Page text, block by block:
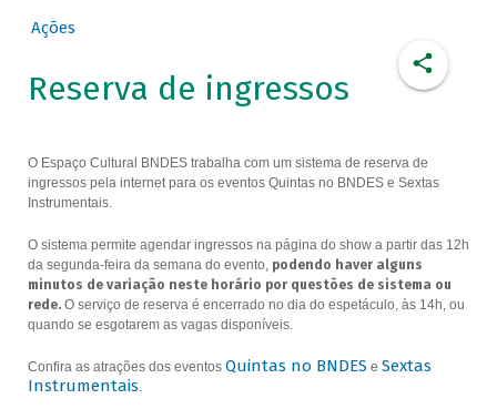
Ações
Reserva de ingressos
O Espaço Cultural BNDES trabalha com um sistema de reserva de
ingressos pela internet para os eventos Quintas no BNDES e Sextas
Instrumentais.
O sistema permite agendar ingressos na página do show a partir das 12h
da segunda-feira da semana do evento, podendo haver alguns
minutos de variação neste horário por questões de sistema ou
rede.O serviço de reserva é encerrado no dia do espetáculo, às 14h, ou
quando se esgotarem as vagas disponíveis.
Confira as atrações dos eventos Quintas no BNDES e Sextas
Instrumentais.